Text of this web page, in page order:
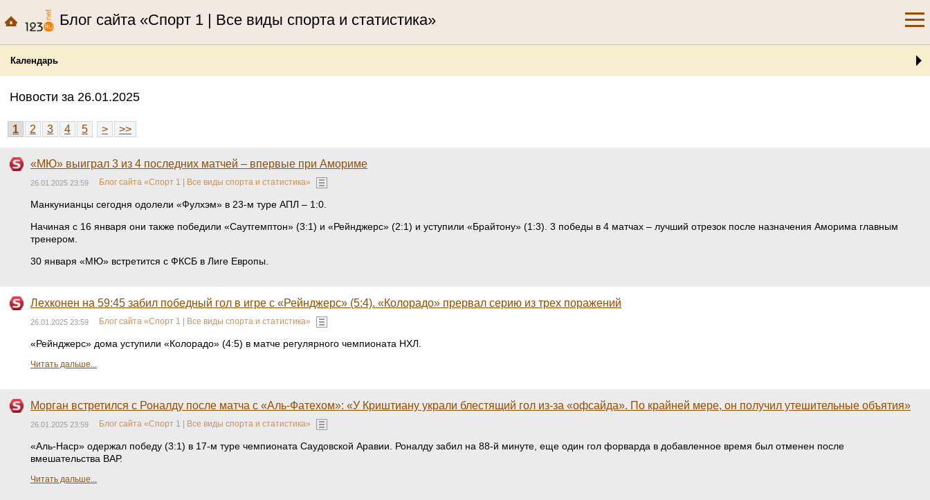
Блог сайта «Спорт 1 | Все виды спорта и статистика»
Календарь
Новости за 26.01.2025
1 2 3 4 5 > >>
«МЮ» выиграл 3 из 4 последних матчей – впервые при Амориме
26.01.2025 23:59 Блог сайта «Спорт 1 | Все виды спорта и статистика»
Манкунианцы сегодня одолели «Фулхэм» в 23-м туре АПЛ – 1:0.
Начиная с 16 января они также победили «Саутгемптон» (3:1) и «Рейнджерс» (2:1) и уступили «Брайтону» (1:3). 3 победы в 4 матчах – лучший отрезок после назначения Аморима главным
тренером.
30 января «МЮ» встретится с ФКСБ в Лиге Европы.
Лехконен на 59:45 забил победный гол в игре с «Рейнджерс» (5:4). «Колорадо» прервал серию из трех поражений
26.01.2025 23:59 Блог сайта «Спорт 1 | Все виды спорта и статистика»
«Рейнджерс» дома уступили «Колорадо» (4:5) в матче регулярного чемпионата НХЛ.
Читать дальше...
Морган встретился с Роналду после матча с «Аль-Фатехом»: «У Криштиану украли блестящий гол из-за «офсайда». По крайней мере, он получил утешительные объятия»
26.01.2025 23:59 Блог сайта «Спорт 1 | Все виды спорта и статистика»
«Аль-Наср» одержал победу (3:1) в 17-м туре чемпионата Саудовской Аравии. Роналду забил на 88-й минуте, еще один гол форварда в добавленное время был отменен после
вмешательства ВАР.
Читать дальше...